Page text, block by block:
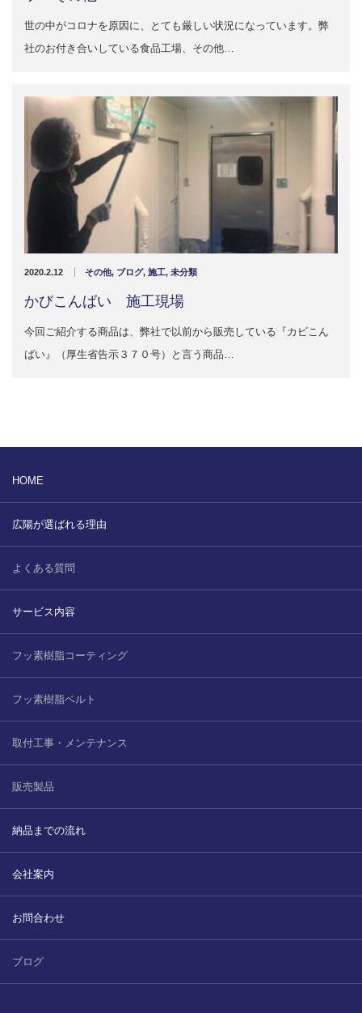
世の中がコロナを原因に、とても厳しい状況になっています。弊
社のお付き合いしている食品工場、その他…
2020.2.12 その他, ブログ, 施工, 未分類
かびこんばい 施工現場
今回ご紹介する商品は、弊社で以前から販売している『カビこん
ばい』（厚生省告示３７０号）と言う商品…
HOME
広陽が選ばれる理由
よくある質問
サービス内容
フッ素樹脂コーティング
フッ素樹脂ベルト
取付工事・メンテナンス
販売製品
納品までの流れ
会社案内
お問合わせ
ブログ
納品までの流れ
会社案内/カタログ
会社案内カタログ（PDF）
カビこんコートカタログ（PDF）
カビこんばいカタログ（PDF）
MFライニングカタログ（PDF）
ガラスクロスHT-FLカタログ（PDF）
お問合わせ
今まで使用が出来ないとされていた小
素樹脂ベルトを開発…
2022.6.20
今回ご紹介するのは、交換が楽なシー
トタイプのコンベアーベルトです。ベ
ルトの繋ぎ…
2022.6.12
MFテープ剥離試験①内容機材SUS304
を固定し、テスト機材を引張り試験機
にか…
2022.6.10
今、結露、湿気などの問い合わせが増
えています。今一番多い問い合わせ